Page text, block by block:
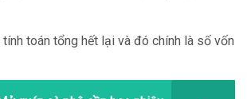
toán tổng hết lại và đó chính là số vốn